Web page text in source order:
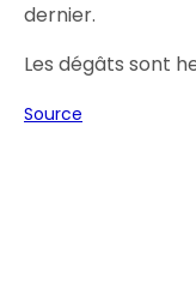
dernier.
Les dégâts sont
Source